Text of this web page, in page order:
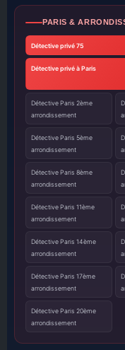
PARIS &
Détective privé 75
Détective privé à Paris
Détective Paris 2ème
arrondissement
Détective Paris 5ème
arrondissement
Détective Paris 8ème
arrondissement
Détective Paris 11ème
arrondissement
Détective Paris 14ème
arrondissement
Détective Paris 17ème
arrondissement
Détective Paris 20ème
arrondissement